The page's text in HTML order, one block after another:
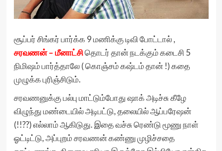
சூப்பர் சிங்கர் பார்க்க 9 மணிக்கு டிவி போட்டால் ,
சரவணன் – மீனாட்சிதொடர் தான் நடக்கும் கடைசி 5
நிமிஷம் பார்த்தாலே ( கொஞ்சம் கஷ்டம் தான் !) கதை
முழுக்க புரிஞ்சிடும்.
சரவணனுக்கு பல்பு மாட்டும்போது ஷாக் அடிச்சு கீழே
விழுந்து மண்டையில் அடிபட்டு, தலையில் ஆப்பரேஷன்
(!!??) எல்லாம் ஆகிடுது. இதை வச்சு ரெண்டு மூணு நாள்
ஓட்டிட்டு, அப்புறம் சரவணன் கண்ணு முழிச்சதை